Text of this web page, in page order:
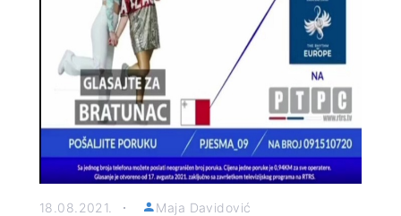
18.08.2021. Maja Davidović